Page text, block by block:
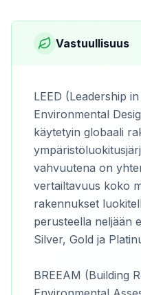
Vastuullisuus
LEED (Leadership
Environmental
käytetyin globaali
vahvuutena on
vertailtavuus koko
rakennukset
perusteella neljään
Silver, Gold ja
BREEAM (Building